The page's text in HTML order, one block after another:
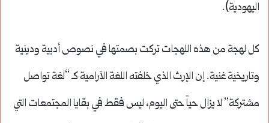
اليهودية).
كل لهجة من هذه اللهجات تركت بصمتها في نصوص أدبية ودينية
وتاريخية غنية. إن الإرث الذي خلفته اللغة الآرامية كـ “لغة تواصل
مشتركة” لا يزال حياً حتى اليوم، ليس فقط في بقايا المجتمعات التي